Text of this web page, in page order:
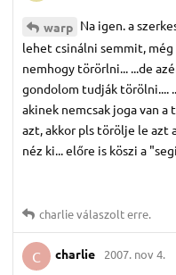
warp Na igen. a
lehet csinálni semmit, még
nemhogy törörlni... ...de
gondolom tudják törölni....
akinek nemcsak joga van
azt, akkor pls törölje le azt
néz ki... előre is köszi a
charlieválaszolt erre.
C charlie 2007. nov 4.